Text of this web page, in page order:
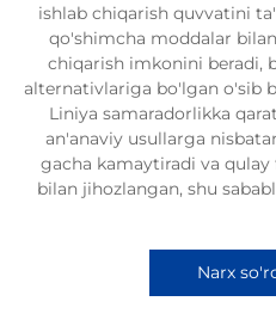
ishlab chiqarish quvvatini
qo'shimcha moddalar
chiqarish imkonini beradi,
alternativlariga bo'lgan o'sib
Liniya samaradorlikka
an'anaviy usullarga
gacha kamaytiradi va
bilan jihozlangan, shu
Narx